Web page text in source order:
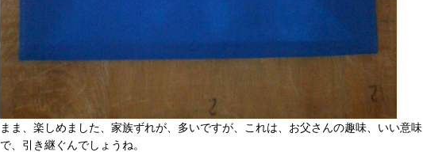
まま、楽しめました、家族ずれが、多いですが、これは、お父さんの趣味、いい意味
で、引き継ぐんでしょうね。